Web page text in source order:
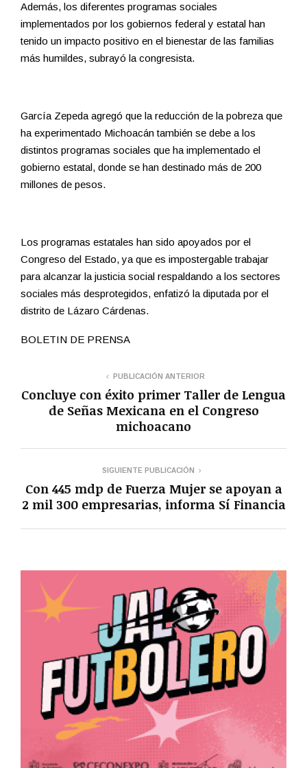
Además, los diferentes programas sociales
implementados por los gobiernos federal y estatal han
tenido un impacto positivo en el bienestar de las familias
más humildes, subrayó la congresista.
García Zepeda agregó que la reducción de la pobreza que
ha experimentado Michoacán también se debe a los
distintos programas sociales que ha implementado el
gobierno estatal, donde se han destinado más de 200
millones de pesos.
Los programas estatales han sido apoyados por el
Congreso del Estado, ya que es impostergable trabajar
para alcanzar la justicia social respaldando a los sectores
sociales más desprotegidos, enfatizó la diputada por el
distrito de Lázaro Cárdenas.
BOLETIN DE PRENSA
PUBLICACIÓN ANTERIOR
Concluye con éxito primer Taller de Lengua
de Señas Mexicana en el Congreso
michoacano
SIGUIENTE PUBLICACIÓN
Con 445 mdp de Fuerza Mujer se apoyan a
2 mil 300 empresarias, informa Sí Financia